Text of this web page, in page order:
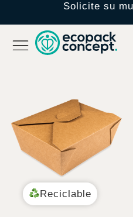
Solicite su
Reciclable